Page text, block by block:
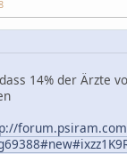
14% der Ärzte